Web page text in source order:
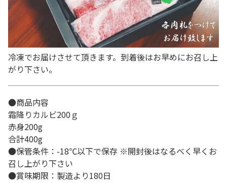
冷凍でお届けさせて頂きます。到着後はお早めにお召し上
がり下さい。
●商品内容
霜降りカルビ200ｇ
赤身200g
合計400g
●保管条件：-18℃以下で保存 ※開封後はなるべく早くお
召し上がり下さい
●賞味期限：製造より180日